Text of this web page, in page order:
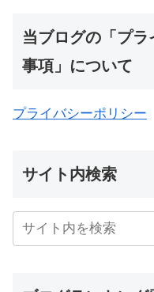
当ブログの「プ
事項」について
プライバシーポリシー
サイト内検索